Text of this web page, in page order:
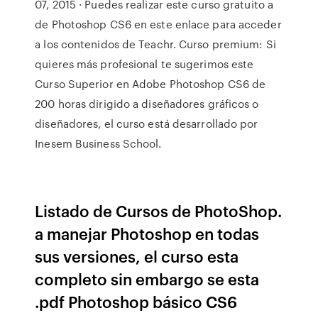
07, 2015 · Puedes realizar este curso gratuito a
de Photoshop CS6 en este enlace para acceder
a los contenidos de Teachr. Curso premium: Si
quieres más profesional te sugerimos este
Curso Superior en Adobe Photoshop CS6 de
200 horas dirigido a diseñadores gráficos o
diseñadores, el curso está desarrollado por
Inesem Business School.
Listado de Cursos de PhotoShop.
a manejar Photoshop en todas
sus versiones, el curso esta
completo sin embargo se esta
.pdf Photoshop básico CS6